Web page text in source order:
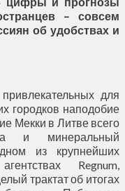
– совсем
об удобствах и
для
городков наподобие
Мекки в Литве всего
и минеральный
из крупнейших
Regnum,
трактат об итогах